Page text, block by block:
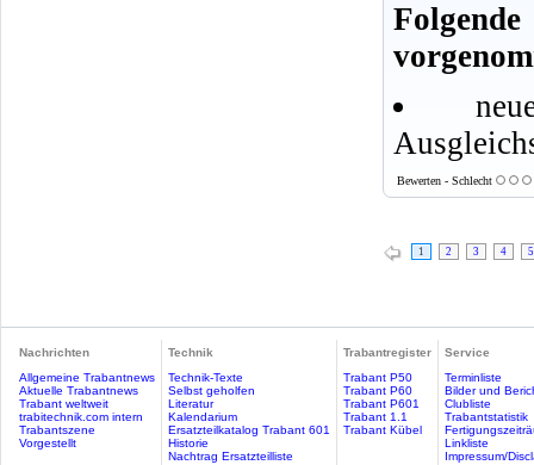
Bewerten - Schlecht
1 2 3 4 5
Nachrichten
Allgemeine Trabantnews
Aktuelle Trabantnews
Trabant weltweit
trabitechnik.com intern
Trabantszene
Vorgestellt
Technik
Technik-Texte
Selbst geholfen
Literatur
Kalendarium
Ersatzteilkatalog Trabant 601
Historie
Nachtrag Ersatzteilliste
Trabantregister
Trabant P50
Trabant P60
Trabant P601
Trabant 1.1
Trabant Kübel
Service
Terminliste
Bilder und
Clubliste
Trabantstatistik
Linkliste
Impressum/